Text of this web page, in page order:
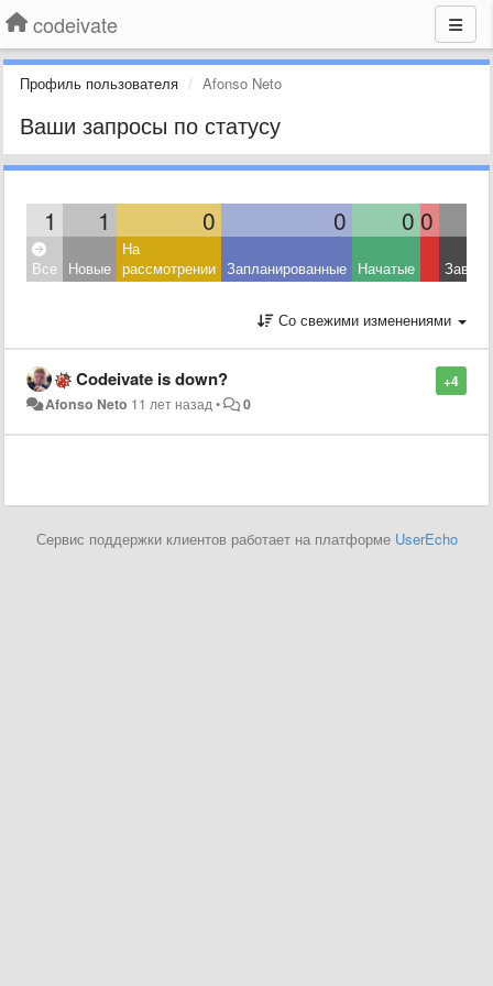
codeivate
Профиль пользователя Afonso Neto
Ваши запросы по статусу
1 1 0 0 0 0
Все Новые
На
рассмотрении Запланированные Начатые
Со свежими изменениями
+4
Codeivate is down?
Afonso Neto 11 лет назад• 0
Сервис поддержки клиентов работает на платформе UserEcho